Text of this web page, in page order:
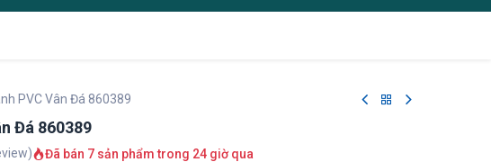
PVC Vân Đá 860389
Đá 860389
Đã bán 7 sản phẩm trong 24 giờ qua